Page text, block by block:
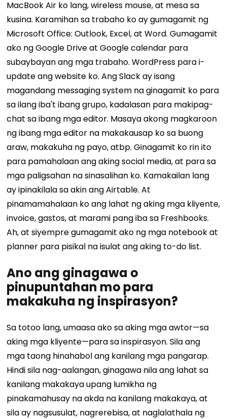
MacBook Air ko lang, wireless mouse, at mesa sa
kusina. Karamihan sa trabaho ko ay gumagamit ng
Microsoft Office: Outlook, Excel, at Word. Gumagamit
ako ng Google Drive at Google calendar para
subaybayan ang mga trabaho. WordPress para i-
update ang website ko. Ang Slack ay isang
magandang messaging system na ginagamit ko para
sa ilang iba't ibang grupo, kadalasan para makipag-
chat sa ibang mga editor. Masaya akong magkaroon
ng ibang mga editor na makakausap ko sa buong
araw, makakuha ng payo, atbp. Ginagamit ko rin ito
para pamahalaan ang aking social media, at para sa
mga paligsahan na sinasalihan ko. Kamakailan lang
ay ipinakilala sa akin ang Airtable. At
pinamamahalaan ko ang lahat ng aking mga kliyente,
invoice, gastos, at marami pang iba sa Freshbooks.
Ah, at siyempre gumagamit ako ng mga notebook at
planner para pisikal na isulat ang aking to-do list.
Ano ang ginagawa o
pinupuntahan mo para
makakuha ng inspirasyon?
Sa totoo lang, umaasa ako sa aking mga awtor—sa
aking mga kliyente—para sa inspirasyon. Sila ang
mga taong hinahabol ang kanilang mga pangarap.
Hindi sila nag-aalangan, ginagawa nila ang lahat sa
kanilang makakaya upang lumikha ng
pinakamahusay na akda na kanilang makakaya, at
sila ay nagsusulat, nagrerebisa, at naglalathala ng